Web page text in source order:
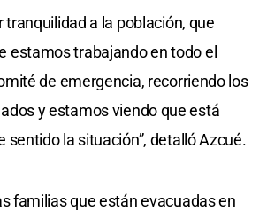
tranquilidad a la población, que
estamos trabajando en todo el
de emergencia, recorriendo los
y estamos viendo que está
sentido la situación”, detalló Azcué.
familias que están evacuadas en